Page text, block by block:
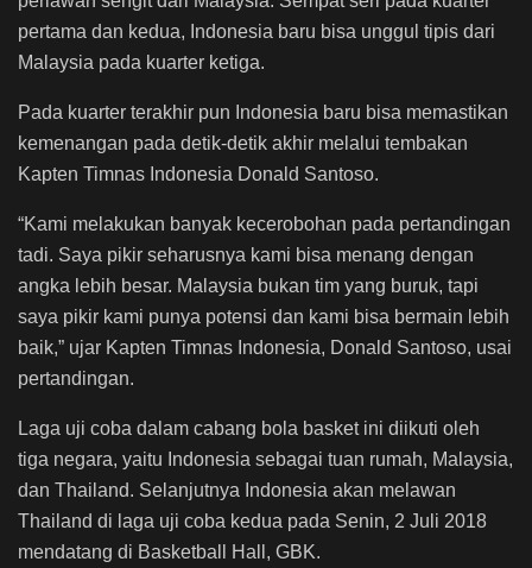
pertama dan kedua, Indonesia baru bisa unggul tipis dari
Malaysia pada kuarter ketiga.
Pada kuarter terakhir pun Indonesia baru bisa memastikan
kemenangan pada detik-detik akhir melalui tembakan
Kapten Timnas Indonesia Donald Santoso.
“Kami melakukan banyak kecerobohan pada pertandingan
tadi. Saya pikir seharusnya kami bisa menang dengan
angka lebih besar. Malaysia bukan tim yang buruk, tapi
saya pikir kami punya potensi dan kami bisa bermain lebih
baik,” ujar Kapten Timnas Indonesia, Donald Santoso, usai
pertandingan.
Laga uji coba dalam cabang bola basket ini diikuti oleh
tiga negara, yaitu Indonesia sebagai tuan rumah, Malaysia,
dan Thailand. Selanjutnya Indonesia akan melawan
Thailand di laga uji coba kedua pada Senin, 2 Juli 2018
mendatang di Basketball Hall, GBK.